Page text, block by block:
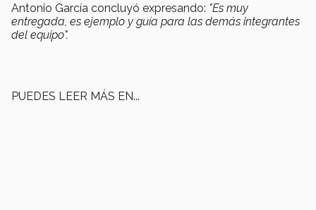
Antonio García concluyó expresando: "Es muy
entregada, es ejemplo y guía para las demás integrantes
del equipo".
PUEDES LEER MÁS EN...